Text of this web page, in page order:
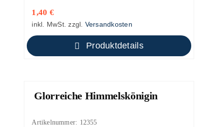
1,40 €
inkl. MwSt. zzgl. Versandkosten
Produktdetails
Glorreiche Himmelskönigin
Artikelnummer: 12355